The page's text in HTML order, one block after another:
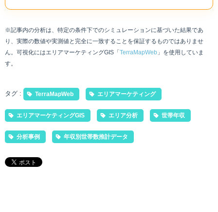
※記事内の分析は、特定の条件下でのシミュレーションに基づいた結果であ
り、実際の数値や実測値と完全に一致することを保証するものではありませ
ん。可視化にはエリアマーケティングGIS「TerraMapWeb 」を使用していま
す。
タグ : TerraMapWeb エリアマーケティング
エリアマーケティングGIS エリア分析 世帯年収
分析事例 年収別世帯数推計データ